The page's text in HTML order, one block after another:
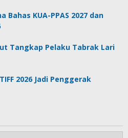
Bahas KUA-PPAS 2027 dan
Tangkap Pelaku Tabrak Lari
2026 Jadi Penggerak